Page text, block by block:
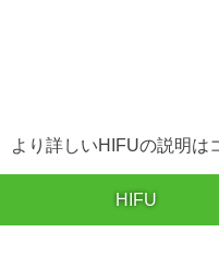
より詳しいHIFUの説明は
HIFU